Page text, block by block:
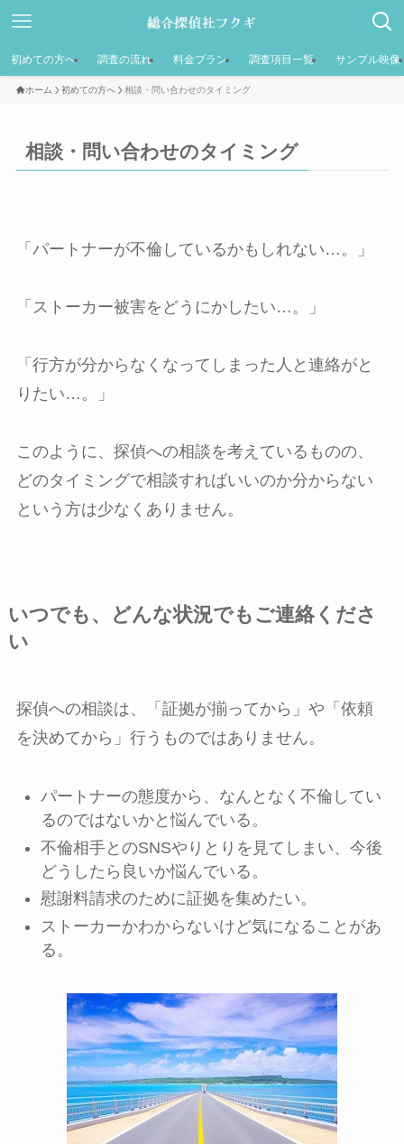
初めての方へ 調査の流れ 料金プラン 調査項目一覧 サンプル映像
ホーム 初めての方へ 相談・問い合わせのタイミング
相談・問い合わせのタイミング
「パートナーが不倫しているかもしれない…。」
「ストーカー被害をどうにかしたい…。」
「行方が分からなくなってしまった人と連絡がと
りたい…。」
このように、探偵への相談を考えているものの、
どのタイミングで相談すればいいのか分からない
という方は少なくありません。
いつでも、どんな状況でもご連絡くださ
い
探偵への相談は、「証拠が揃ってから」や「依頼
を決めてから」行うものではありません。
パートナーの態度から、なんとなく不倫してい
るのではないかと悩んでいる。
不倫相手とのSNSやりとりを見てしまい、今後
どうしたら良いか悩んでいる。
慰謝料請求のために証拠を集めたい。
ストーカーかわからないけど気になることがあ
る。